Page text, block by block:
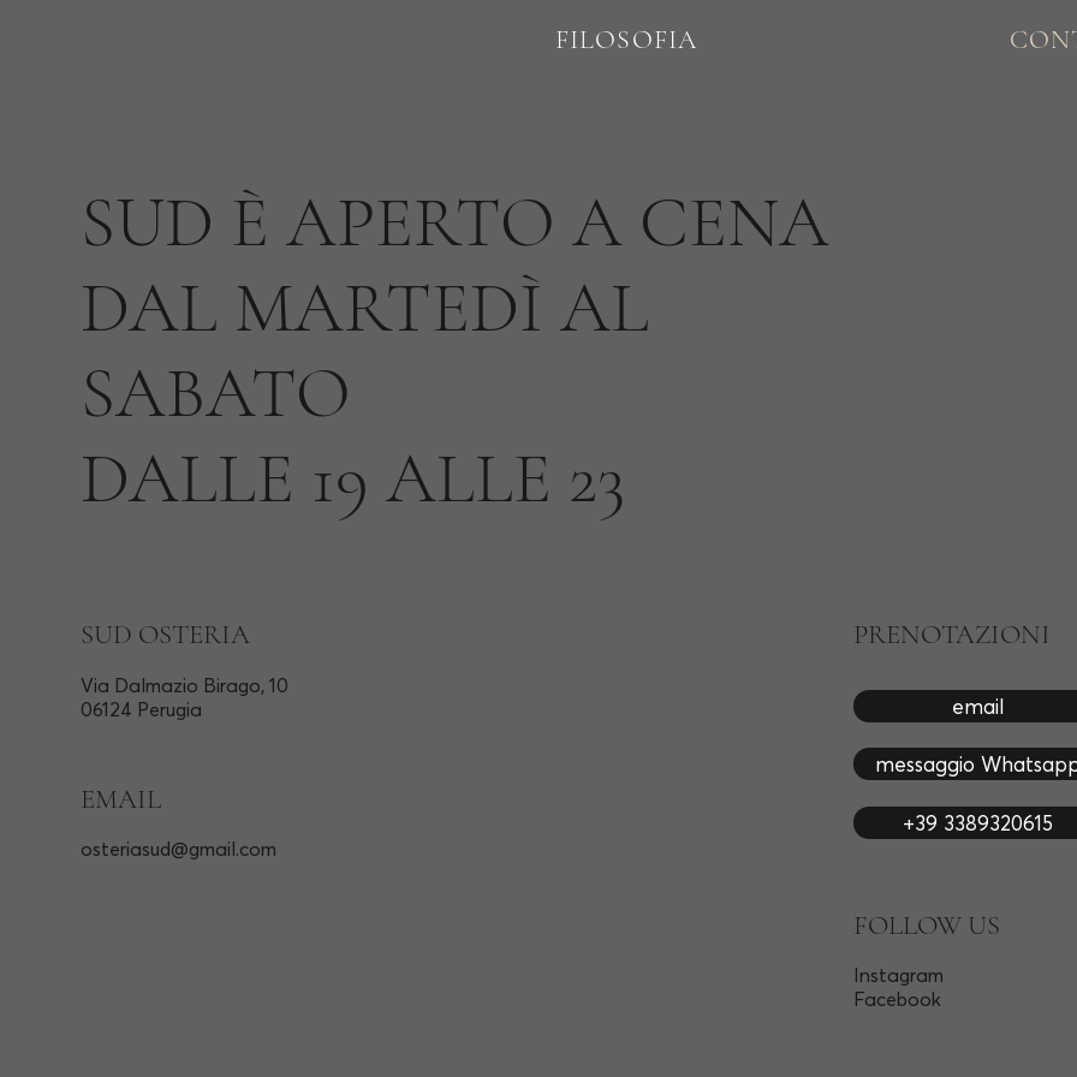
FILOSOFIA
PRENOTAZIONI
email
messaggio
+39 3389320615
FOLLOW US
Instagram
Facebook
EMAIL
osteriasud@gmail.com
SUD OSTERIA
Via Dalmazio Birago, 10
06124 Perugia
SUD È APERTO A CENA
DAL MARTEDÌ AL
SABATO
DALLE 19 ALLE 23